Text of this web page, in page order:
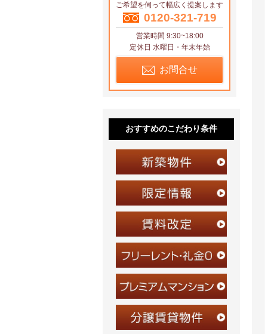
地図から探す
沿線から探す
ご希望を伺って幅広く提案します
0120-321-719
営業時間 9:30~18:00
定休日 水曜日・年末年始
お問合せ
おすすめのこだわり条件